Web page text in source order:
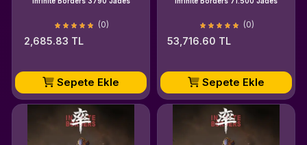
(0)
2,685.83 TL
Sepete Ekle
(0)
53,716.60 TL
Sepete Ekle